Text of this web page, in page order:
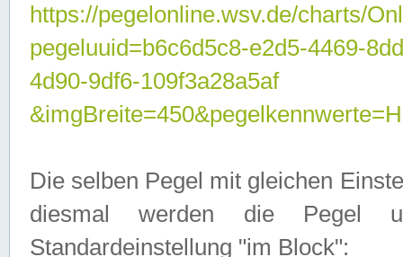
https://pegelonline.wsv.de/charts/
pegeluuid=b6c6d5c8-e2d5-4469-
4d90-9df6-109f3a28a5af
Die selben Pegel mit gleichen
diesmal werden die Pegel
Standardeinstellung "im Block":